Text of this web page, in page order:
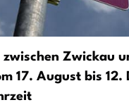
zwischen Zwickau
17. August bis 12.